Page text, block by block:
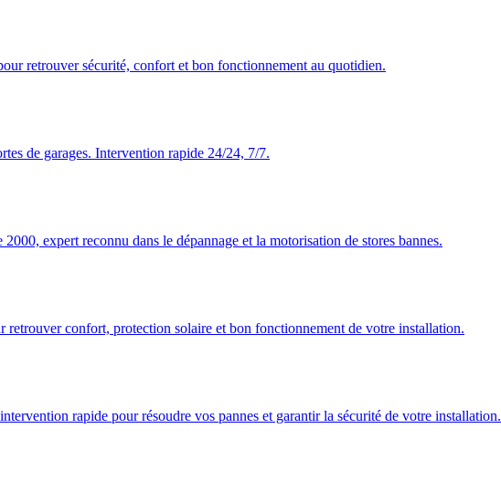
retrouver sécurité, confort et bon fonctionnement au quotidien.
de garages. Intervention rapide 24/24, 7/7.
expert reconnu dans le dépannage et la motorisation de stores bannes.
retrouver confort, protection solaire et bon fonctionnement de votre installation.
rapide pour résoudre vos pannes et garantir la sécurité de votre installation.